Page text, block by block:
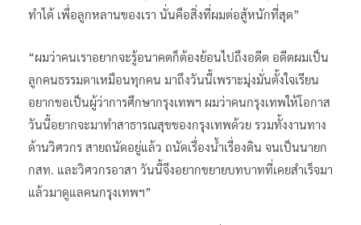
ทำได้ เพื่อลูกหลานของเรา นั่นคือสิ่งที่ผมต่อสู้หนักที่สุด”
“ผมว่าคนเราอยากจะรู้อนาคตก็ต้องย้อนไปถึงอดีต อดีตผมเป็น
ลูกคนธรรมดาเหมือนทุกคน มาถึงวันนี้เพราะมุ่งมั่นตั้งใจเรียน
อยากขอเป็นผู้ว่าการศึกษากรุงเทพฯ ผมว่าคนกรุงเทพให้โอกาส
วันนี้อยากจะมาทำสาธารณสุขของกรุงเทพด้วย รวมทั้งงานทาง
ด้านวิศวกร สายถนัดอยู่แล้ว ถนัดเรื่องน้ำเรื่องดิน จนเป็นนายก
กสท. และวิศวกรอาสา วันนี้จึงอยากขยายบทบาทที่เคยสำเร็จมา
แล้วมาดูแลคนกรุงเทพฯ”